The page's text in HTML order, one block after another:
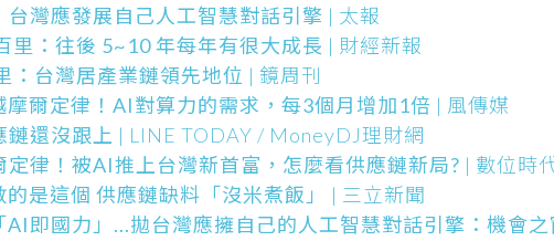
灣應發展自己人工智慧對話引擎 | 太報
里：往後 5~10 年每年有很大成長 | 財經新報
：台灣居產業鏈領先地位 | 鏡周刊
爾定律！AI對算力的需求，每3個月增加1倍 | 風傳媒
還沒跟上 | LINE TODAY / MoneyDJ理財網
律！被AI推上台灣新首富，怎麼看供應鏈新局? | 數位時
是這個 供應鏈缺料「沒米煮飯」
| 三立新聞
即國力」...拋台灣應擁自己的人工智慧對話引擎：機會